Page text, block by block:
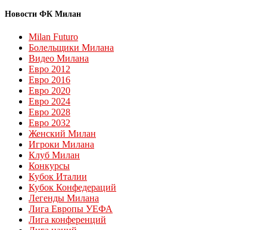
Новости ФК Милан
Milan Futuro
Болельщики Милана
Видео Милана
Евро 2012
Евро 2016
Евро 2020
Евро 2024
Евро 2028
Евро 2032
Женский Милан
Игроки Милана
Клуб Милан
Конкурсы
Кубок Италии
Кубок Конфедераций
Легенды Милана
Лига Европы УЕФА
Лига конференций